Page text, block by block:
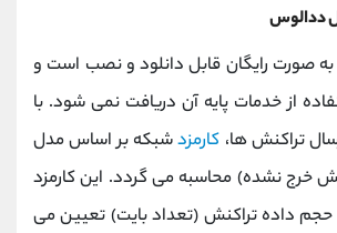
ددالوس
صورت رایگان قابل دانلود و نصب است و
از خدمات پایه آن دریافت نمی‌ شود. با
تراکنش‌ ها، کارمزدشبکه بر اساس مدل
خرج‌ نشده) محاسبه می‌ گردد. این کارمزد
داده تراکنش (تعداد بایت) تعیین می‌